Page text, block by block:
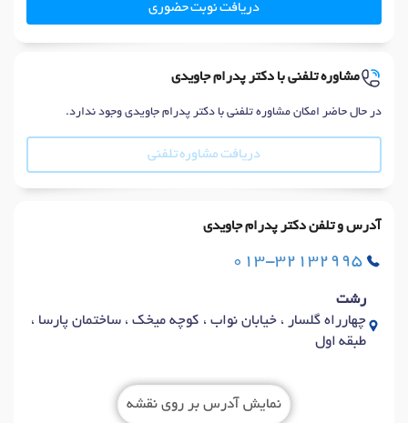
دریافت نوبت حضوری
مشاوره تلفنی با دکتر پدرام جاویدی
در حال حاضر امکان مشاوره تلفنی با دکتر پدرام جاویدی وجود ندارد.
دریافت مشاوره تلفنی
آدرس و تلفن دکتر پدرام جاویدی
013-32132995
رشت
چهارراه گلسار ، خیابان نواب ، کوچه میخک ، ساختمان پارسا ،
طبقه اول
نمایش آدرس بر روی نقشه